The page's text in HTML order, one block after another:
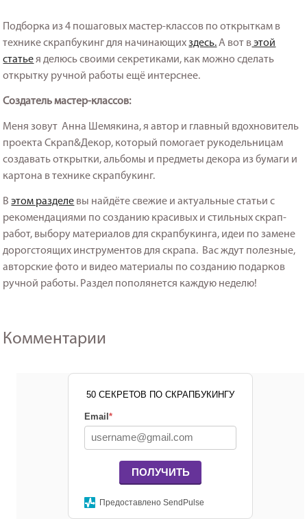
Подборка из 4 пошаговых мастер-классов по открыткам в
технике скрапбукинг для начинающихздесь.А вот вэтой
статьея делюсь своими секретиками, как можно сделать
открытку ручной работы ещё интерснее.
Создатель мастер-классов:
Меня зовут Анна Шемякина, я автор и главный вдохновитель
проекта Скрап&Декор, который помогает рукодельницам
создавать открытки, альбомы и предметы декора из бумаги и
картона в технике скрапбукинг.
Вэтом разделе вы найдёте свежие и актуальные статьи с
рекомендациями по созданию красивых и стильных скрап-
работ, выбору материалов для скрапбукинга, идеи по замене
дорогстоящих инструментов для скрапа. Вас ждут полезные,
авторские фото и видео материалы по созданию подарков
ручной работы. Раздел пополянется каждую неделю!
Комментарии
50 СЕКРЕТОВ ПО СКРАПБУКИНГУ
Email *
ПОЛУЧИТЬ
Предоставлено SendPulse